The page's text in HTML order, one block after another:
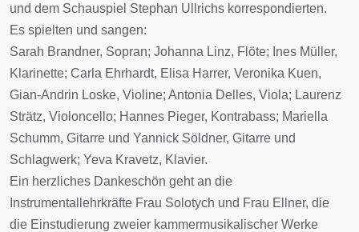
und dem Schauspiel Stephan Ullrichs korrespondierten.
Es spielten und sangen:
Sarah Brandner, Sopran; Johanna Linz, Flöte; Ines Müller,
Klarinette; Carla Ehrhardt, Elisa Harrer, Veronika Kuen,
Gian-Andrin Loske, Violine; Antonia Delles, Viola; Laurenz
Strätz, Violoncello; Hannes Pieger, Kontrabass; Mariella
Schumm, Gitarre und Yannick Söldner, Gitarre und
Schlagwerk; Yeva Kravetz, Klavier.
Ein herzliches Dankeschön geht an die
Instrumentallehrkräfte Frau Solotych und Frau Ellner, die
die Einstudierung zweier kammermusikalischer Werke